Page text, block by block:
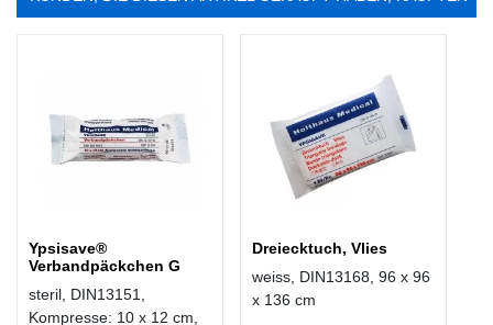
Ypsisave®
Verbandpäckchen G
steril, DIN13151,
Kompresse: 10 x 12 cm,
Dreiecktuch, Vlies
weiss, DIN13168, 96 x 96
x 136 cm